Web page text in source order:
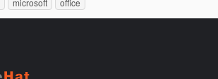
microsoft office